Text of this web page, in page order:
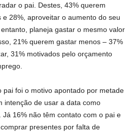
o pai. Destes, 43% querem
28%, aproveitar o aumento do seu
planeja gastar o mesmo valor
21% querem gastar menos – 37%
31% motivados pelo orçamento
pai foi o motivo apontado por metade
intenção de usar a data como
Já 16% não têm contato com o pai e
presentes por falta de